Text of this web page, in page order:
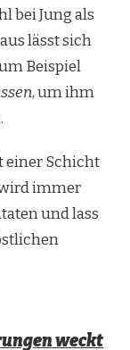
bei Jung als
lässt sich
Beispiel
, um ihm
einer Schicht
immer
und lass
weckt